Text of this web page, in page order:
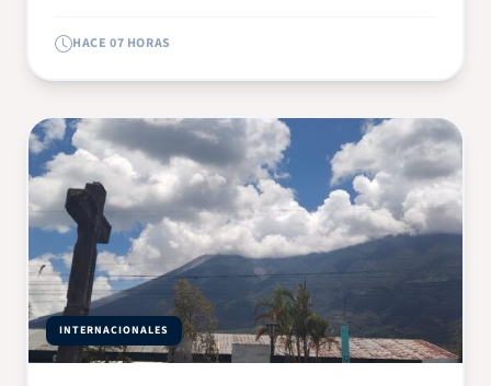
HACE 07 HORAS
INTERNACIONALES